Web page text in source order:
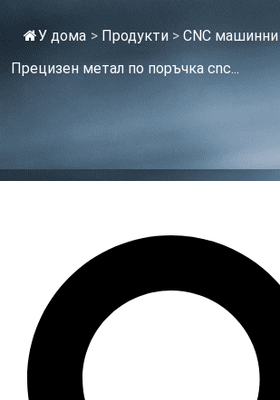
У дома > Продукти > CNC машинни
Прецизен метал по поръчка cnc...